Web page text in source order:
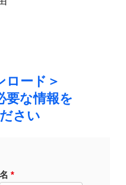
ロード＞
要な情報を
さい